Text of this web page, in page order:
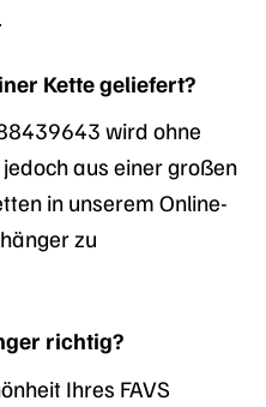
Kette geliefert?
wird ohne
aus einer großen
in unserem Online-
zu
richtig?
Ihres FAVS